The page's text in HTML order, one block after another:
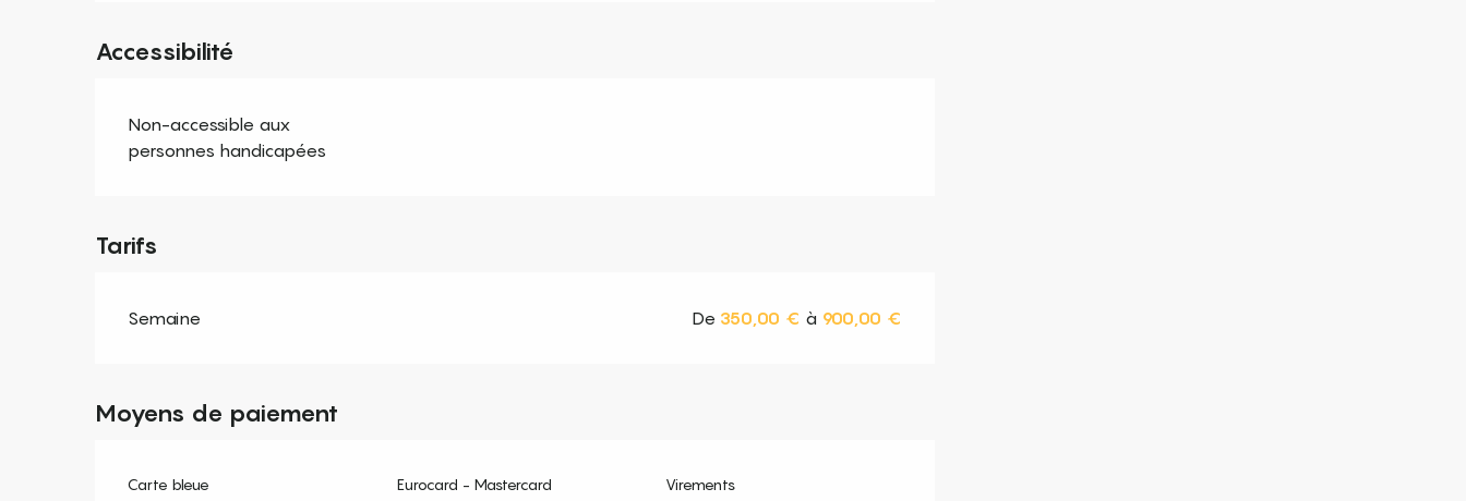
Accessibilité
Non-accessible aux
personnes handicapées
Tarifs
Semaine De 350,00 € à 900,00 €
Moyens de paiement
Carte bleue Eurocard - Mastercard Virements